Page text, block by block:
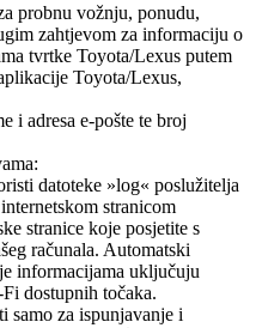
probnu vožnju, ponudu,
zahtjevom za informaciju o
tvrtke Toyota/Lexus putem
Toyota/Lexus,
i adresa e-pošte te broj
datoteke »log« poslužitelja
stranicom
stranice koje posjetite s
računala. Automatski
informacijama uključuju
dostupnih točaka.
samo za ispunjavanje i